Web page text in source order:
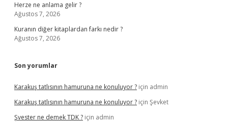
Herze ne anlama gelir ?
Ağustos 7, 2026
Kuranın diğer kitaplardan farkı nedir ?
Ağustos 7, 2026
Son yorumlar
Karakuş tatlısının hamuruna ne konuluyor ? için admin
Karakuş tatlısının hamuruna ne konuluyor ? için Şevket
Şvester ne demek TDK ? için admin